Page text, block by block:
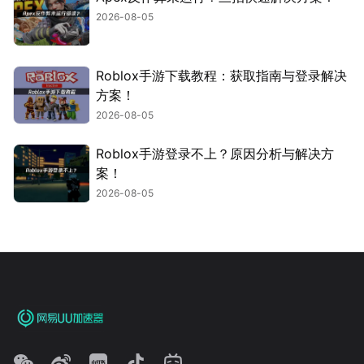
2026-08-05
Roblox手游下载教程：获取指南与登录解决
方案！
2026-08-05
Roblox手游登录不上？原因分析与解决方
案！
2026-08-05